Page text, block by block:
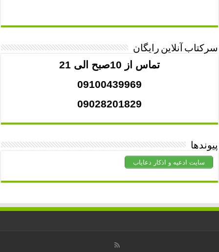
سرکتاب آنلاین رایگان
تماس از 10صبح الی 21
09100439969
09028201829
پیوندها
سایت ادعیه و اذکار دعایاب